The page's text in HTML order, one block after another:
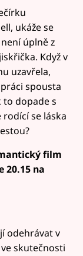
ukáže se
úplně z
Když v
uzavřela,
spousta
to dopade s
rodící se láska
film
20.15 na
odehrávat v
skutečnosti